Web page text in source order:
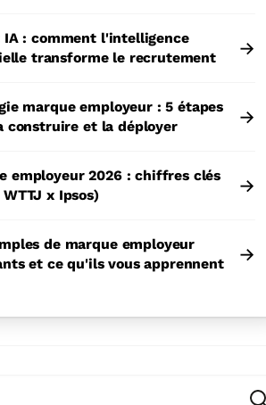
IA : comment l'intelligence
transforme le recrutement
→
marque employeur : 5 étapes
construire et la déployer
→
employeur 2026 : chiffres clés
x Ipsos)
→
de marque employeur
et ce qu'ils vous apprennent
→
de recherche automatique.